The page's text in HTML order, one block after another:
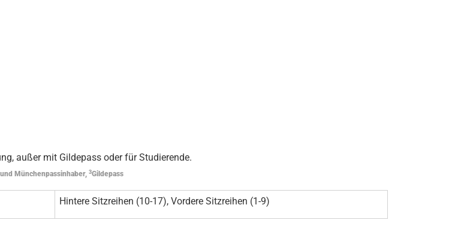
außer mit Gildepass oder für Studierende.
Münchenpassinhaber, 3Gildepass
Hintere Sitzreihen (10-17), Vordere Sitzreihen (1-9)